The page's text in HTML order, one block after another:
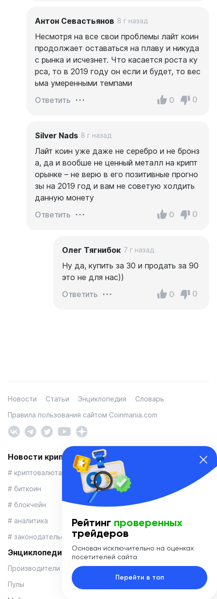
Антон Севастьянов 8 г назад
Несмотря на все свои проблемы лайт коин
продолжает оставаться на плаву и никуда
с рынка и исчезнет. Что касается роста ку
рса, то в 2019 году он если и будет, то вес
ьма умеренными темпами
Ответить
0 0
Silver Nads 8 г назад
Лайт коин уже даже не серебро и не бронз
а, да и вообше не ценный металл на крипт
орынке – не верю в его позитивные прогно
зы на 2019 год и вам не советую холдить
данную монету
Ответить
0 0
Олег Тягнибок 7 г назад
Ну да, купить за 30 и продать за 90
это не для нас))
Ответить
0 0
Новости Статьи Энциклопедия
Словарь
Правила пользования сайтом Coinmania.com
Новости криптовалют
# криптовалюта
# биткоин
# блокчейн
# аналитика
# законодательство
Энциклопедия криптовалют
Производители
Пулы
Рейтинг проверенных
трейдеров
Основан исключительно на оценках
посетителей сайта
Перейти в топ